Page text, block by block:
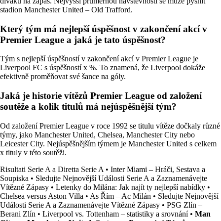
stadion Manchester United – Old Trafford.
Který tým má nejlepší úspěšnost v zakončení akcí v
Premier League a jaká je tato úspěšnost?
Tým s nejlepší úspěšností v zakončení akcí v Premier League je
Liverpool FC s úspěšností x %. To znamená, že Liverpool dokáže
efektivně proměňovat své šance na góly.
Jaká je historie vítězů Premier League od založení
soutěže a kolik titulů má nejúspěšnější tým?
Od založení Premier League v roce 1992 se titulu vítěze dočkaly různé
týmy, jako Manchester United, Chelsea, Manchester City nebo
Leicester City. Nejúspěšnějším týmem je Manchester United s celkem
x tituly v této soutěži.
Risultati Serie A a Diretta Serie A • Inter Miami – Hráči, Sestava a
Soupiska • Sledujte Nejnovější Události Serie A a Zaznamenávejte
Vítězné Zápasy • Letenky do Milána: Jak najít ty nejlepší nabídky •
Chelsea versus Aston Villa • As Řím – Ac Milán • Sledujte Nejnovější
Události Serie A a Zaznamenávejte Vítězné Zápasy • PSG Zlín –
Berani Zlín • Liverpool vs. Tottenham – statistiky a srovnání• Man